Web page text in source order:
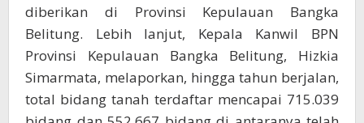
diberikan di Provinsi Kepulauan Bangka
Belitung. Lebih lanjut, Kepala Kanwil BPN
Provinsi Kepulauan Bangka Belitung, Hizkia
Simarmata, melaporkan, hingga tahun berjalan,
total bidang tanah terdaftar mencapai 715.039